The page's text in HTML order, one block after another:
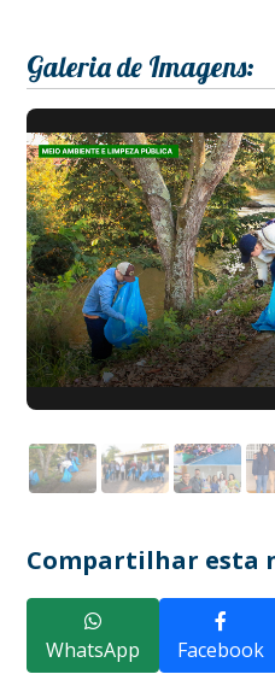
Galeria de Imagens:
Compartilhar esta
WhatsApp Facebook